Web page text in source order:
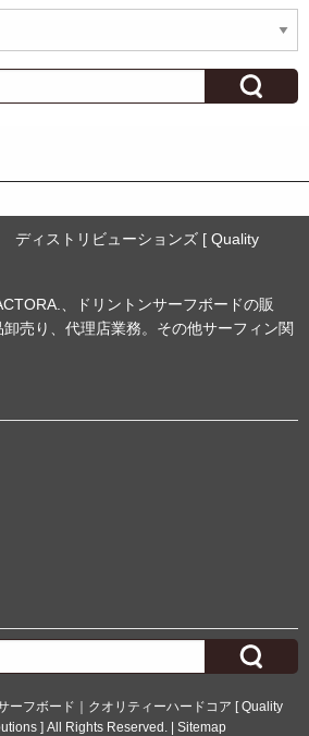
ディストリビューションズ [ Quality
、ドリントンサーフボードの販
売り、代理店業務。その他サーフィン関
ーフボード｜クオリティーハードコア [ Quality
] All Rights Reserved. | Sitemap